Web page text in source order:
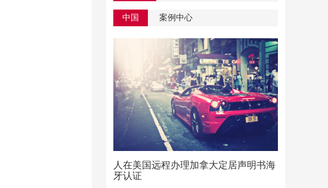
中国 案例中心
人在美国远程办理加拿大定居声明书海
牙认证